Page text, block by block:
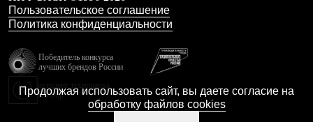
Ботинки
Мужская обувь
Ботинки
Сапоги
Гамаши и бахилы
Бахилы
Пользовательское соглашение
Политика конфиденциальности
Победитель конкурса
лучших брендов России
Калибр
Продолжая использовать сайт, вы даете согласие на
обработку файлов cookies